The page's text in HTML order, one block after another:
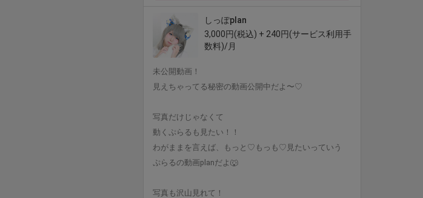
しっぽplan
3,000円(税込) + 240円(サービス利用手
数料)/月
未公開動画！
見えちゃってる秘密の動画公開中だよ〜♡
写真だけじゃなくて
動くぷらるも見たい！！
わがままを言えば、もっと♡もっも♡見たいっていう
ぷらるの動画planだよ🐺
写真も沢山見れて！